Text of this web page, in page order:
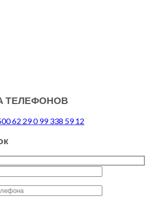
ТЕЛЕФОНОВ
62 290 99 338 59 12